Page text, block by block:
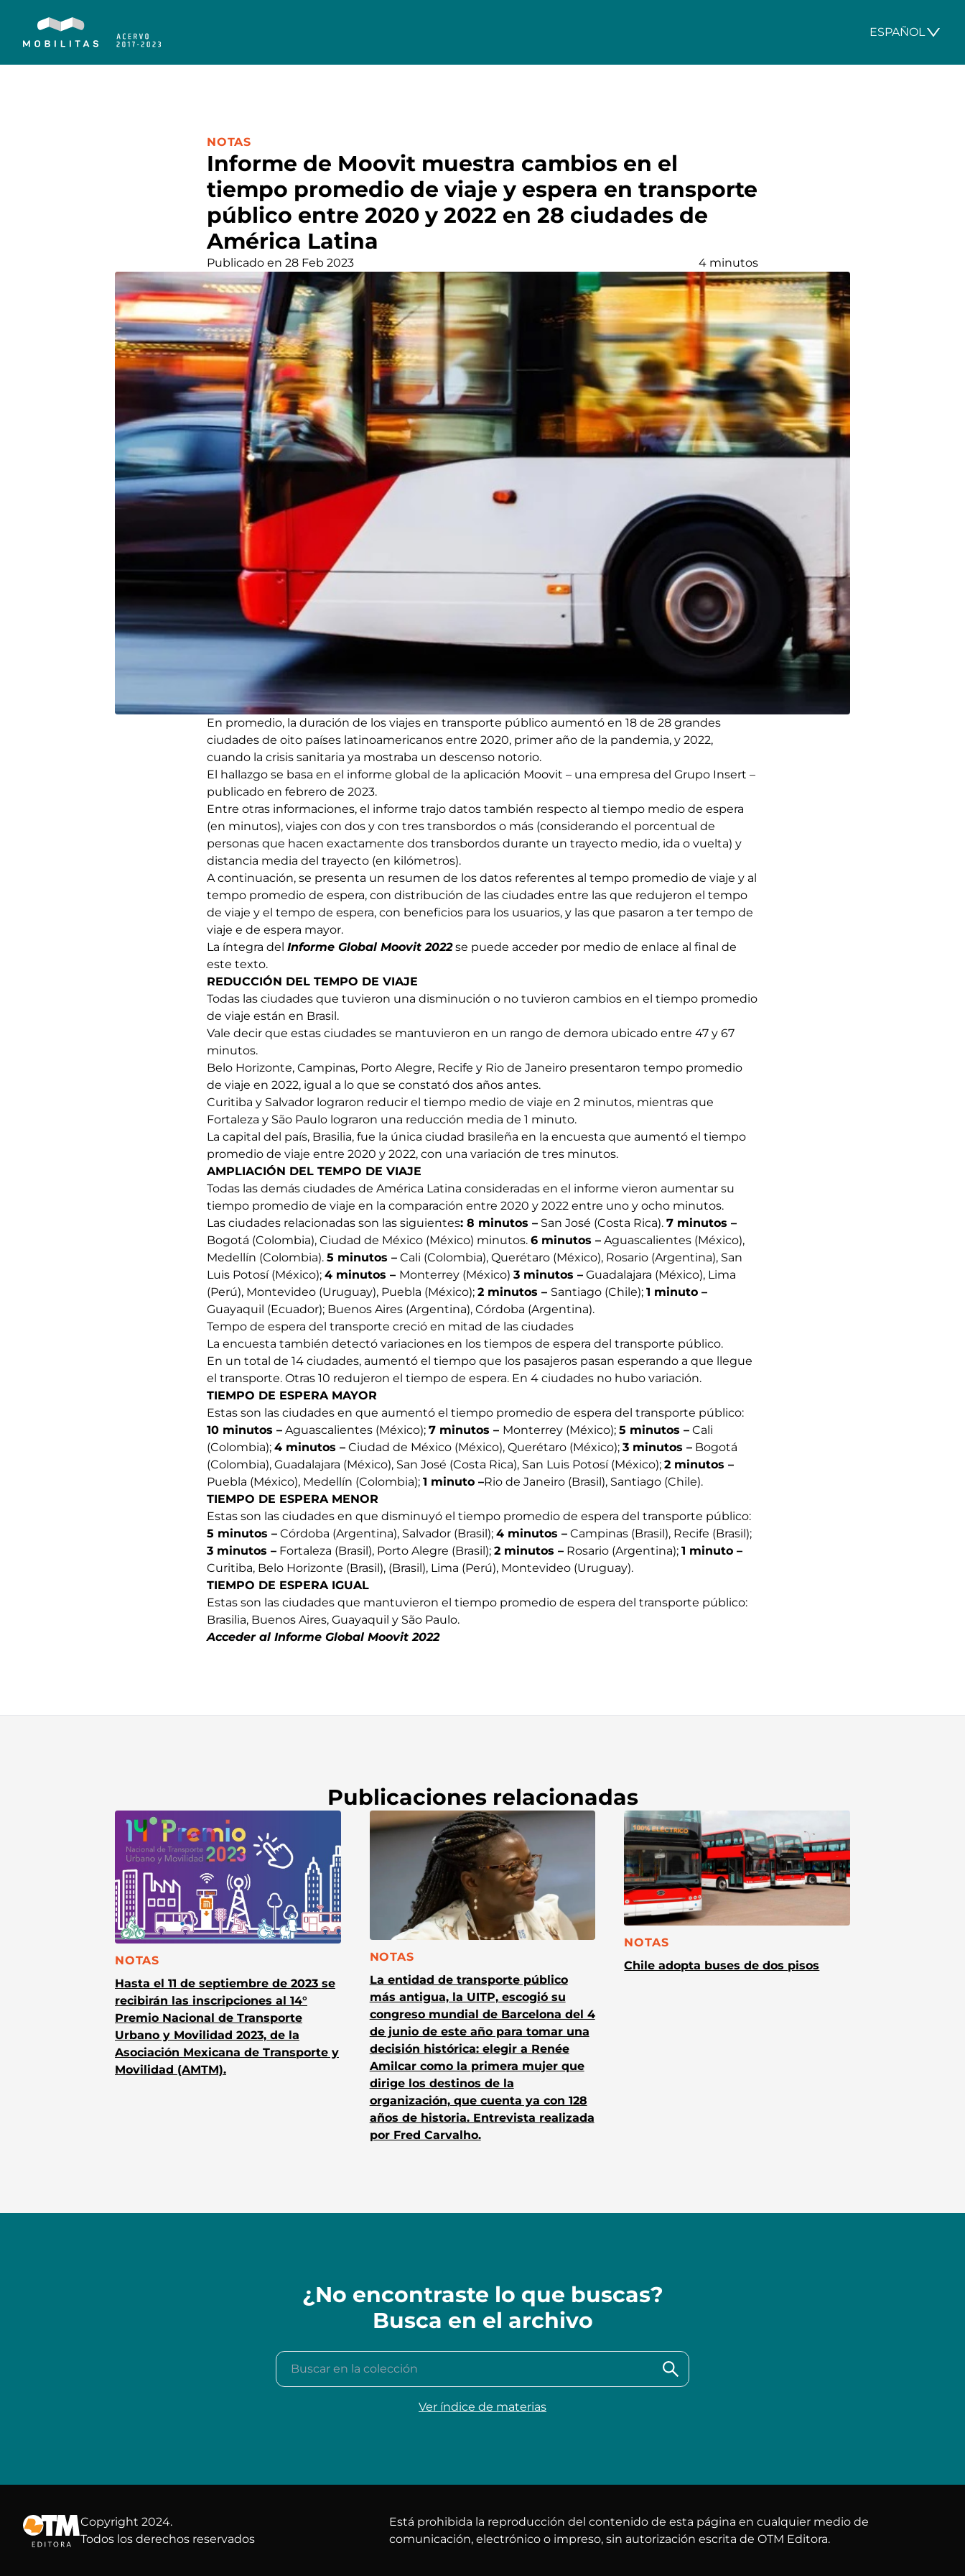
ESPAÑOL
Informe de Moovit muestra cambios en el
tiempo promedio de viaje y espera en transporte
público entre 2020 y 2022 en 28 ciudades de
América Latina
CATEGORÍA:
NOTAS
Publicado en 28 Feb 2023 4 minutos
En promedio, la duración de los viajes en transporte público aumentó en 18 de 28 grandes
ciudades de oito países latinoamericanos entre 2020, primer año de la pandemia, y 2022,
cuando la crisis sanitaria ya mostraba un descenso notorio.
El hallazgo se basa en el informe global de la aplicación Moovit – una empresa del Grupo Insert –
publicado en febrero de 2023.
Entre otras informaciones, el informe trajo datos también respecto al tiempo medio de espera
(en minutos), viajes con dos y con tres transbordos o más (considerando el porcentual de
personas que hacen exactamente dos transbordos durante un trayecto medio, ida o vuelta) y
distancia media del trayecto (en kilómetros).
A continuación, se presenta un resumen de los datos referentes al tempo promedio de viaje y al
tempo promedio de espera, con distribución de las ciudades entre las que redujeron el tempo
de viaje y el tempo de espera, con beneficios para los usuarios, y las que pasaron a ter tempo de
viaje e de espera mayor.
La íntegra del Informe Global Moovit 2022se puede acceder por medio de enlace al final de
este texto.
REDUCCIÓN DEL TEMPO DE VIAJE
Todas las ciudades que tuvieron una disminución o no tuvieron cambios en el tiempo promedio
de viaje están en Brasil.
Vale decir que estas ciudades se mantuvieron en un rango de demora ubicado entre 47 y 67
minutos.
Belo Horizonte, Campinas, Porto Alegre, Recife y Rio de Janeiro presentaron tempo promedio
de viaje en 2022, igual a lo que se constató dos años antes.
Curitiba y Salvador lograron reducir el tiempo medio de viaje en 2 minutos, mientras que
Fortaleza y São Paulo lograron una reducción media de 1 minuto.
La capital del país, Brasilia, fue la única ciudad brasileña en la encuesta que aumentó el tiempo
promedio de viaje entre 2020 y 2022, con una variación de tres minutos.
AMPLIACIÓN DEL TEMPO DE VIAJE
Todas las demás ciudades de América Latina consideradas en el informe vieron aumentar su
tiempo promedio de viaje en la comparación entre 2020 y 2022 entre uno y ocho minutos.
Las ciudades relacionadas son las siguientes: 8 minutos – San José (Costa Rica). 7 minutos –
Bogotá (Colombia), Ciudad de México (México) minutos. 6 minutos – Aguascalientes (México),
Medellín (Colombia). 5 minutos – Cali (Colombia), Querétaro (México), Rosario (Argentina), San
Luis Potosí (México); 4 minutos – Monterrey (México) 3 minutos – Guadalajara (México), Lima
(Perú), Montevideo (Uruguay), Puebla (México); 2 minutos – Santiago (Chile); 1 minuto –
Guayaquil (Ecuador); Buenos Aires (Argentina), Córdoba (Argentina).
Tempo de espera del transporte creció en mitad de las ciudades
La encuesta también detectó variaciones en los tiempos de espera del transporte público.
En un total de 14 ciudades, aumentó el tiempo que los pasajeros pasan esperando a que llegue
el transporte. Otras 10 redujeron el tiempo de espera. En 4 ciudades no hubo variación.
TIEMPO DE ESPERA MAYOR
Estas son las ciudades en que aumentó el tiempo promedio de espera del transporte público:
10 minutos – Aguascalientes (México); 7 minutos – Monterrey (México); 5 minutos – Cali
(Colombia); 4 minutos – Ciudad de México (México), Querétaro (México); 3 minutos – Bogotá
(Colombia), Guadalajara (México), San José (Costa Rica), San Luis Potosí (México); 2 minutos –
Puebla (México), Medellín (Colombia); 1 minuto –Rio de Janeiro (Brasil), Santiago (Chile).
TIEMPO DE ESPERA MENOR
Estas son las ciudades en que disminuyó el tiempo promedio de espera del transporte público:
5 minutos – Córdoba (Argentina), Salvador (Brasil); 4 minutos – Campinas (Brasil), Recife (Brasil);
3 minutos – Fortaleza (Brasil), Porto Alegre (Brasil); 2 minutos – Rosario (Argentina); 1 minuto –
Curitiba, Belo Horizonte (Brasil), (Brasil), Lima (Perú), Montevideo (Uruguay).
TIEMPO DE ESPERA IGUAL
Estas son las ciudades que mantuvieron el tiempo promedio de espera del transporte público:
Brasilia, Buenos Aires, Guayaquil y São Paulo.
Acceder al Informe Global Moovit 2022
Publicaciones relacionadas
CATEGORÍA:
NOTAS
Hasta el 11 de septiembre de 2023 se
recibirán las inscripciones al 14°
Premio Nacional de Transporte
Urbano y Movilidad 2023, de la
Asociación Mexicana de Transporte y
Movilidad (AMTM).
CATEGORÍA:
NOTAS
La entidad de transporte público
más antigua, la UITP, escogió su
congreso mundial de Barcelona del 4
de junio de este año para tomar una
decisión histórica: elegir a Renée
Amilcar como la primera mujer que
dirige los destinos de la
organización, que cuenta ya con 128
años de historia. Entrevista realizada
por Fred Carvalho.
CATEGORÍA:
NOTAS
Chile adopta buses de dos pisos
¿No encontraste lo que buscas?
Busca en el archivo
Buscar en la colección
Ver índice de materias
Copyright 2024.
Todos los derechos reservados
Está prohibida la reproducción del contenido de esta página en cualquier medio de
comunicación, electrónico o impreso, sin autorización escrita de OTM Editora.